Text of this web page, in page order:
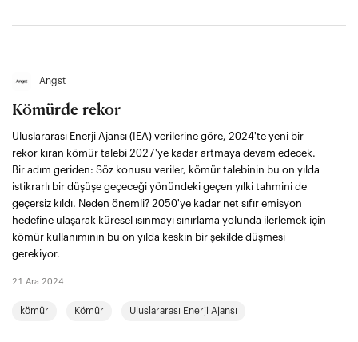
Angst
Kömürde rekor
Uluslararası Enerji Ajansı (IEA) verilerine göre, 2024'te yeni bir
rekor kıran kömür talebi 2027'ye kadar artmaya devam edecek.
Bir adım geriden: Söz konusu veriler, kömür talebinin bu on yılda
istikrarlı bir düşüşe geçeceği yönündeki geçen yılki tahmini de
geçersiz kıldı. Neden önemli? 2050'ye kadar net sıfır emisyon
hedefine ulaşarak küresel ısınmayı sınırlama yolunda ilerlemek için
kömür kullanımının bu on yılda keskin bir şekilde düşmesi
gerekiyor.
21 Ara 2024
kömür Kömür Uluslararası Enerji Ajansı